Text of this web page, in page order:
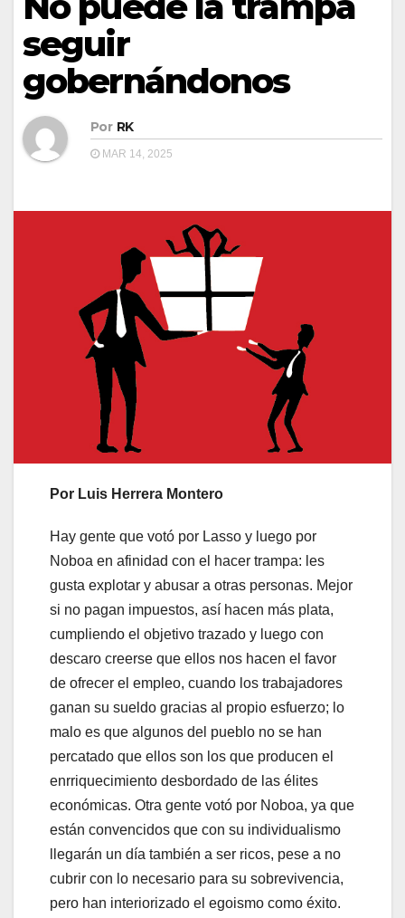
seguir
gobernándonos
Por RK
MAR 14, 2025
Por Luis Herrera Montero
Hay gente que votó por Lasso y luego por
Noboa en afinidad con el hacer trampa: les
gusta explotar y abusar a otras personas. Mejor
si no pagan impuestos, así hacen más plata,
cumpliendo el objetivo trazado y luego con
descaro creerse que ellos nos hacen el favor
de ofrecer el empleo, cuando los trabajadores
ganan su sueldo gracias al propio esfuerzo; lo
malo es que algunos del pueblo no se han
percatado que ellos son los que producen el
enrriquecimiento desbordado de las élites
económicas. Otra gente votó por Noboa, ya que
están convencidos que con su individualismo
llegarán un día también a ser ricos, pese a no
cubrir con lo necesario para su sobrevivencia,
pero han interiorizado el egoismo como éxito.